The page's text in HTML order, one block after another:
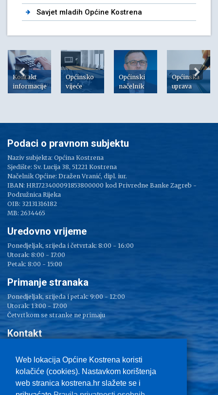
Savjet mladih Općine Kostrena
Kontakt
informacije
Općinsko
vijeće
Općinski
načelnik
Općinska
uprava
Web lokacija Općine Kostrena koristi
kolačiće (cookies). Nastavkom korištenja
web stranica kostrena.hr slažete se i
Podaci o pravnom subjektu
Naziv subjekta: Općina Kostrena
Sjedište: Sv. Lucija 38, 51221 Kostrena
Načelnik Općine: Dražen Vranić, dipl. iur.
IBAN: HR1723400091853800000 kod Privredne Banke Zagreb -
Podružnica Rijeka
OIB: 32131316182
MB: 2634465
Uredovno vrijeme
Ponedjeljak, srijeda i četvrtak: 8:00 - 16:00
Utorak: 8:00 - 17:00
Petak: 8:00 - 15:00
Primanje stranaka
Ponedjeljak, srijeda i petak: 9:00 - 12:00
Utorak: 13:00 - 17:00
Četvrtkom se stranke ne primaju
Kontakt
Tel: 051/ 209 000
Fax: 051/ 289 400
E-mail:kostrena@kostrena.hr
Kontakt informacije